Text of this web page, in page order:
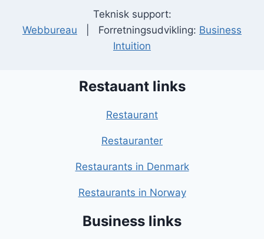
Teknisk support:
Webbureau | Forretningsudvikling: Business
Intuition
Restauant links
Restaurant
Restauranter
Restaurants in Denmark
Restaurants in Norway
Business links